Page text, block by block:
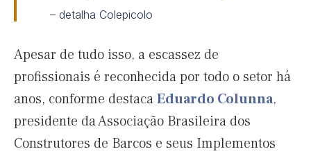
– detalha Colepicolo
Apesar de tudo isso, a escassez de
profissionais é reconhecida por todo o setor há
anos, conforme destacaEduardo Colunna,
presidente da Associação Brasileira dos
Construtores de Barcos e seus Implementos